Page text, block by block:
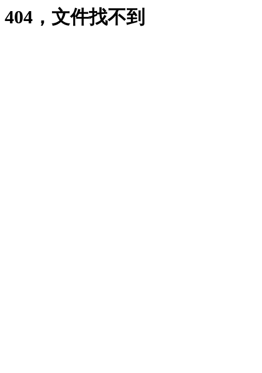
404，文件找不到